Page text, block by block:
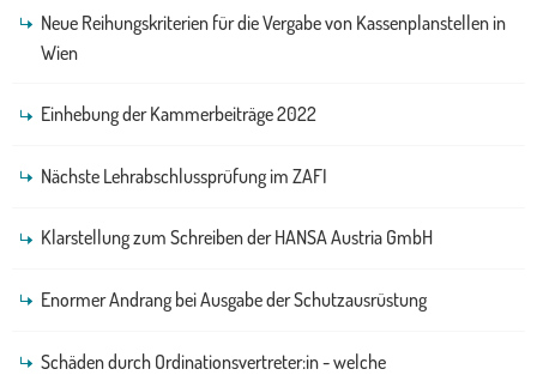
Neue Reihungskriterien für die Vergabe von Kassenplanstellen in
Wien
Einhebung der Kammerbeiträge 2022
Nächste Lehrabschlussprüfung im ZAFI
Klarstellung zum Schreiben der HANSA Austria GmbH
Enormer Andrang bei Ausgabe der Schutzausrüstung
Schäden durch Ordinationsvertreter:in - welche